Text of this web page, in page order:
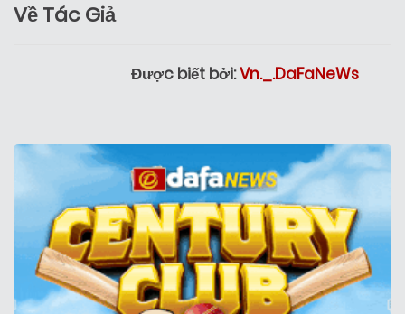
Về Tác Giả
Được biết bởi:Vn._.DaFaNeWs